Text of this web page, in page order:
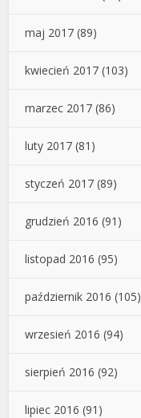
maj 2017 (89)
kwiecień 2017 (103)
marzec 2017 (86)
luty 2017 (81)
styczeń 2017 (89)
grudzień 2016 (91)
listopad 2016 (95)
październik 2016 (105)
wrzesień 2016 (94)
sierpień 2016 (92)
lipiec 2016 (91)